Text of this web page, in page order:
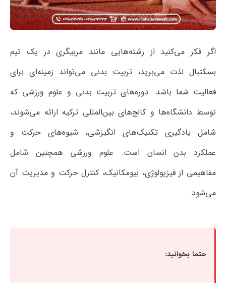
اگر فکر می‌کنید از رشته‌هایی مانند مربیگری در یک تیم
بسکتبال لذت می‌برید، تربیت بدنی می‌تواند زمینه‌ای برای
فعالیت شما باشد. دوره‌های تربیت‌ بدنی و علوم ورزشی که
توسط دانشگاه‌ها و کالج‌های بین‌المللی ترکیه ارائه می‌شوند،
شامل یادگیری تکنیک‌های انگیزشی، شیوه‌های حرکت و
عملکرد بدن انسان است. علوم ورزشی همچنین شامل
مفاهیمی از فیزیولوژی، بیومکانیک، کنترل حرکت و مدیریت آن
می‌شود.
حتما بخوانید: